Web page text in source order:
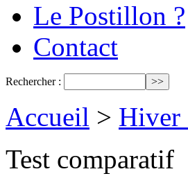
Le Postillon ?
Contact
Rechercher :
Accueil > Hiver
Test comparatif